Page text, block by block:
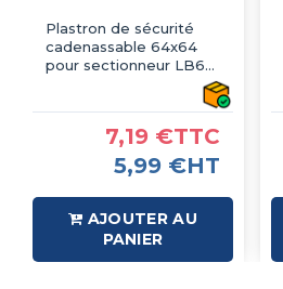
Plastron de sécurité
cadenassable 64x64
pour sectionneur LB69
7,19 €TTC
5,99 €HT
AJOUTER AU
PANIER